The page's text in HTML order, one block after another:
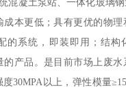
本更低；具有更优的物理
的系统，即装即用；结构
的产品。是目前市场上废
30MPA以上，弹性模量